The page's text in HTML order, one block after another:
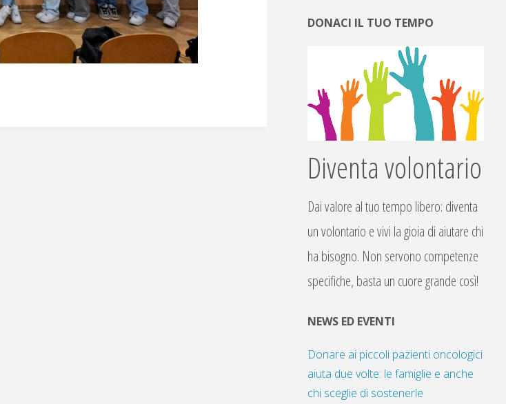
DONACI IL TUO TEMPO
Diventa volontario
Dai valore al tuo tempo libero: diventa
un volontario e vivi la gioia di aiutare chi
ha bisogno. Non servono competenze
specifiche, basta un cuore grande così!
NEWS ED EVENTI
Donare ai piccoli pazienti oncologici
aiuta due volte: le famiglie e anche
chi sceglie di sostenerle